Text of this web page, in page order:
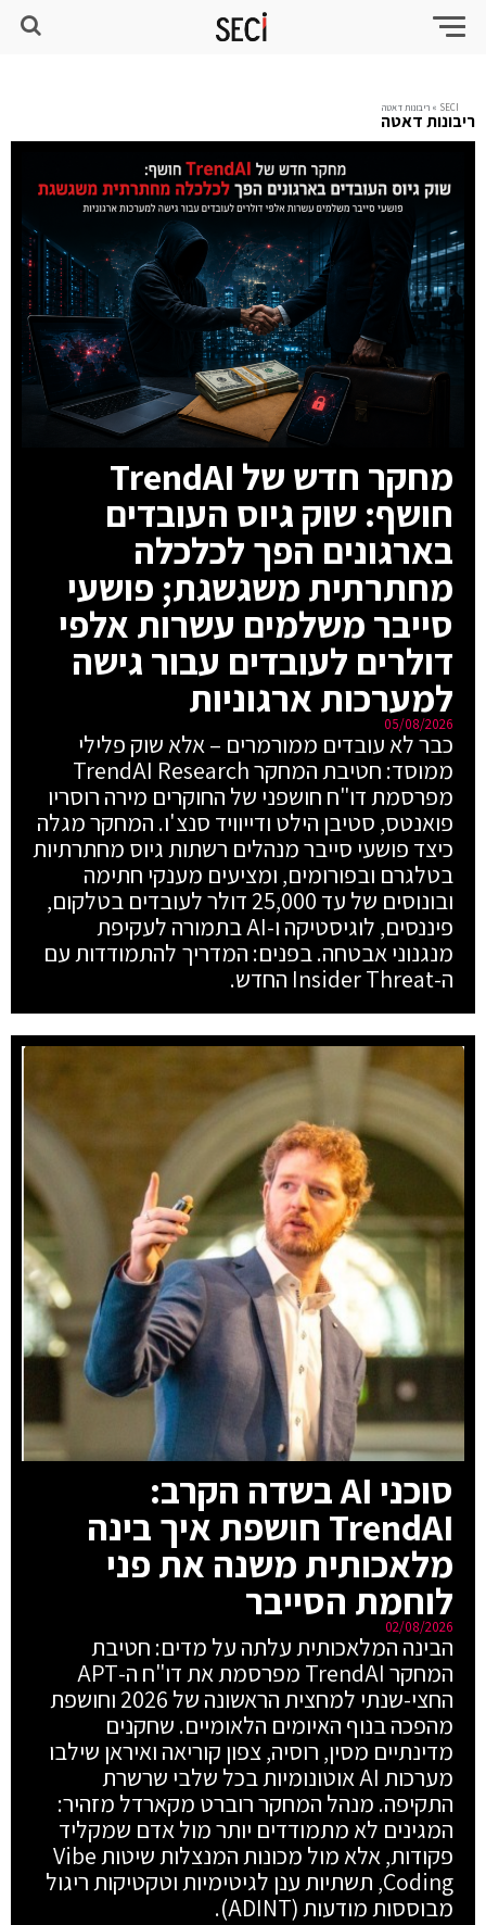
SECI
» ריבונות דאטה
ריבונות דאטה
מחקר חדש של TrendAI
חושף: שוק גיוס העובדים
בארגונים הפך לכלכלה
מחתרתית משגשגת; פושעי
סייבר משלמים עשרות אלפי
דולרים לעובדים עבור גישה
למערכות ארגוניות
05/08/2026
כבר לא עובדים ממורמרים – אלא שוק פלילי
ממוסד: חטיבת המחקר TrendAI Research
מפרסמת דו"ח חושפני של החוקרים מירה רוסריו
פואנטס, סטיבן הילט ודייוויד סנצ'ו. המחקר מגלה
כיצד פושעי סייבר מנהלים רשתות גיוס מחתרתיות
בטלגרם ובפורומים, ומציעים מענקי חתימה
ובונוסים של עד 25,000 דולר לעובדים בטלקום,
פיננסים, לוגיסטיקה ו-AI בתמורה לעקיפת
מנגנוני אבטחה. בפנים: המדריך להתמודדות עם
ה-Insider Threat החדש.
סוכני AI בשדה הקרב:
TrendAI חושפת איך בינה
מלאכותית משנה את פני
לוחמת הסייבר
02/08/2026
הבינה המלאכותית עלתה על מדים: חטיבת
המחקר TrendAI מפרסמת את דו"ח ה-APT
החצי-שנתי למחצית הראשונה של 2026 וחושפת
מהפכה בנוף האיומים הלאומיים. שחקנים
מדינתיים מסין, רוסיה, צפון קוריאה ואיראן שילבו
מערכות AI אוטונומיות בכל שלבי שרשרת
התקיפה. מנהל המחקר רוברט מקארדל מזהיר:
המגינים לא מתמודדים יותר מול אדם שמקליד
פקודות, אלא מול מכונות המנצלות שיטות Vibe
Coding, תשתיות ענן לגיטימיות וטקטיקות ריגול
מבוססות מודעות (ADINT).